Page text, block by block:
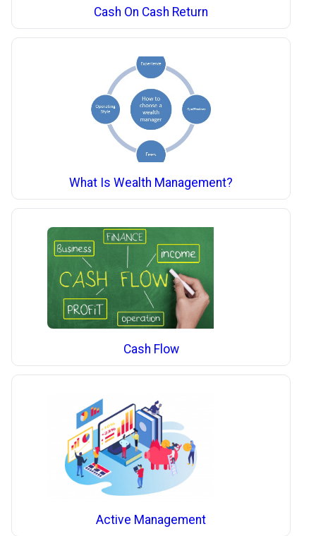
Cash On Cash Return
What Is Wealth Management?
Cash Flow
Active Management